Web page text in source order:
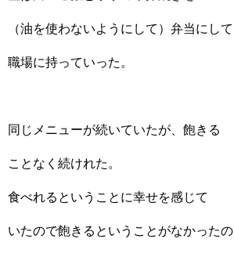
（油を使わないようにして）弁当にして
職場に持っていった。
同じメニューが続いていたが、飽きる
ことなく続けれた。
食べれるということに幸せを感じて
いたので飽きるということがなかったの